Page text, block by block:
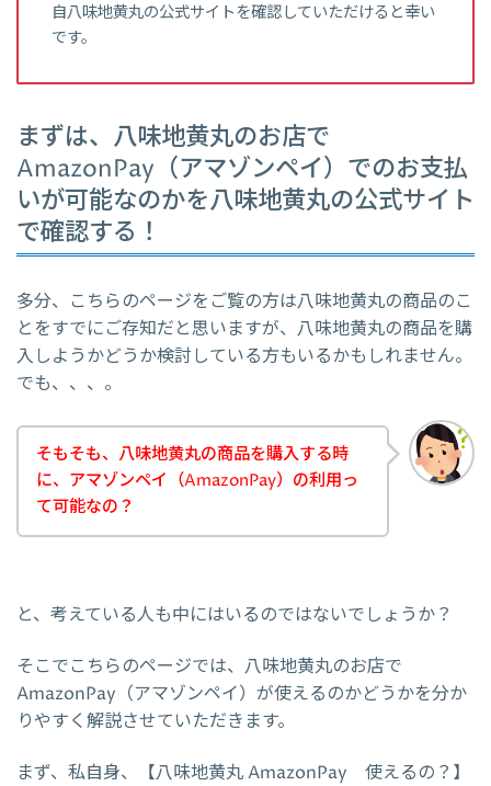
自八味地黄丸の公式サイトを確認していただけると幸い
です。
まずは、八味地黄丸のお店で
AmazonPay（アマゾンペイ）でのお支払
いが可能なのかを八味地黄丸の公式サイト
で確認する！
多分、こちらのページをご覧の方は八味地黄丸の商品のこ
とをすでにご存知だと思いますが、八味地黄丸の商品を購
入しようかどうか検討している方もいるかもしれません。
でも、、、。
そもそも、八味地黄丸の商品を購入する時
に、アマゾンペイ（AmazonPay）の利用っ
て可能なの？
と、考えている人も中にはいるのではないでしょうか？
そこでこちらのページでは、八味地黄丸のお店で
AmazonPay（アマゾンペイ）が使えるのかどうかを分か
りやすく解説させていただきます。
まず、私自身、【八味地黄丸 AmazonPay 使えるの？】